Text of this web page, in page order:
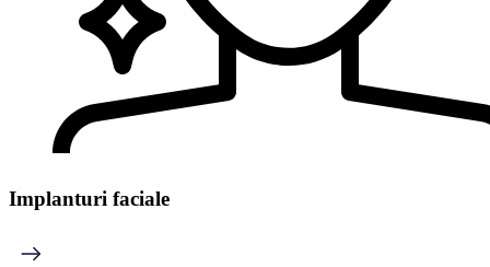
Implanturi faciale